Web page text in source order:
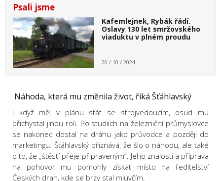
Psali jsme
Kafemlejnek, Rybák řádí.
Oslavy 130 let smržovského
viaduktu v plném proudu
20 / 10 / 2024
Náhoda, která mu změnila život, říká Šťáhlavský
I když měl v plánu stát se strojvedoucím, osud mu
přichystal jinou roli. Po studiích na železniční průmyslovce
se nakonec dostal na dráhu jako průvodce a později do
marketingu. Šťáhlavský přiznává, že šlo o náhodu, ale také
o to, že „štěstí přeje připraveným“. Jeho znalosti a příprava
na pohovor mu pomohly získat místo na ředitelství
Českých drah, kde se brzy stal mluvčím.